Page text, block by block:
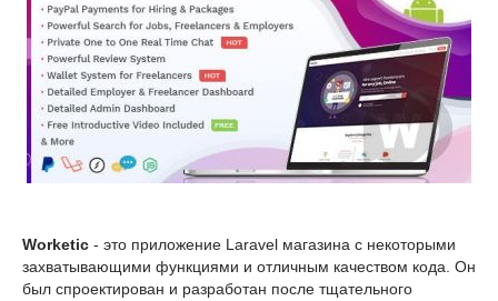
Worketic - это приложение Laravel магазина с некоторыми
захватывающими функциями и отличным качеством кода. Он
был спроектирован и разработан после тщательного